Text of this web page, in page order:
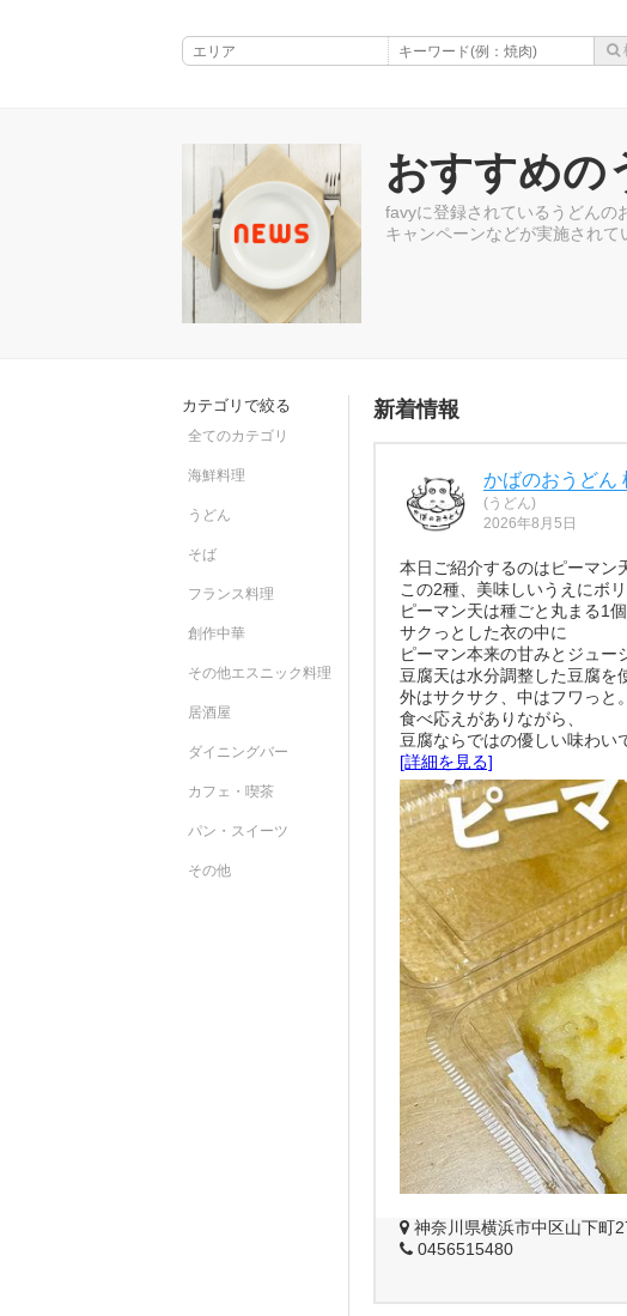
おすすめの
favyに登録されているうどんの
キャンペーンなどが実施されて
新着情報
かばのおうどん
(うどん)
2026年8月5日
本日ご紹介するのはピーマン
この2種、美味しいうえにボ
ピーマン天は種ごと丸まる1
サクっとした衣の中に
ピーマン本来の甘みとジュー
豆腐天は水分調整した豆腐を
外はサクサク、中はフワっと。
食べ応えがありながら、
豆腐ならではの優しい味わい
[詳細を見る]
神奈川県横浜市中区山下町
0456515480
カテゴリで絞る
全てのカテゴリ
海鮮料理
うどん
そば
フランス料理
創作中華
その他エスニック料理
居酒屋
ダイニングバー
カフェ・喫茶
パン・スイーツ
その他